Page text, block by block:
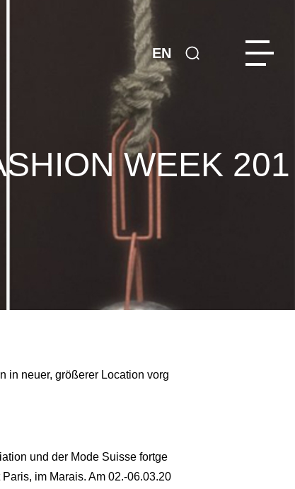
EN
WEEK 201
in neuer, größerer Location vorg
und der Mode Suisse fortge
im Marais. Am 02.-06.03.20